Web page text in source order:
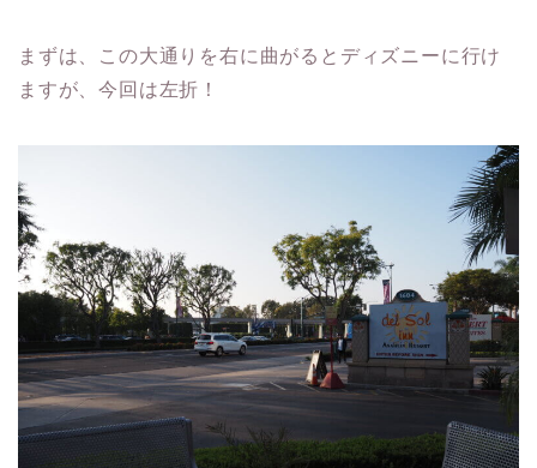
まずは、この大通りを右に曲がるとディズニーに行け
ますが、今回は左折！